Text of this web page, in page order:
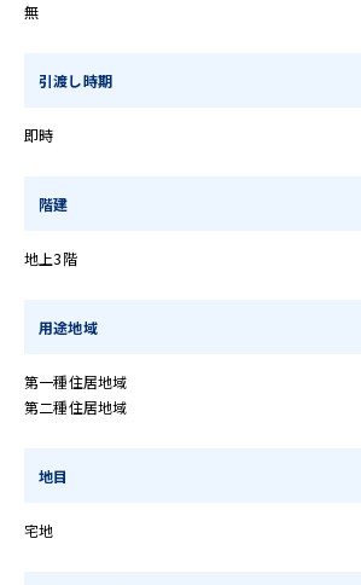
無
引渡し時期
即時
階建
地上3階
用途地域
第一種住居地域
第二種住居地域
地目
宅地